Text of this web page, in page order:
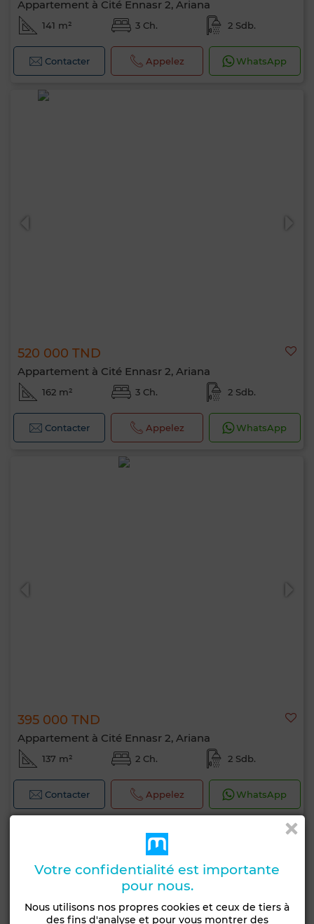
Appartement à Cité Ennasr 2, Ariana
141 m² 3 Ch. 2 Sdb.
Contacter Appelez WhatsApp
520 000 TND
Appartement à Cité Ennasr 2, Ariana
162 m² 3 Ch. 2 Sdb.
Contacter Appelez WhatsApp
395 000 TND
Appartement à Cité Ennasr 2, Ariana
137 m² 2 Ch. 2 Sdb.
Contacter Appelez WhatsApp
Votre confidentialité est importante
pour nous.
Nous utilisons nos propres cookies et ceux de tiers à
des fins d'analyse et pour vous montrer des